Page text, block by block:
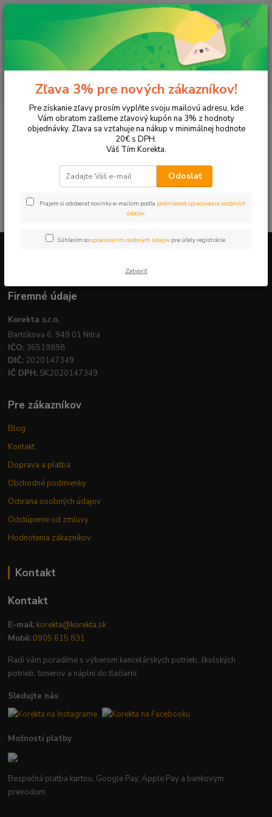
Hľadať
ks
za 0,00 EUR
Tonery a náplne do tlačiarní Hewlett Packard
HP DeskJet
DeskJet F4230
DeskJet F4230
V tejto kategórii nebol nájdený žiadny tovar.
Firemné údaje a informácie
Firemné údaje
Korekta s.r.o.
Bartókova 6, 949 01 Nitra
IČO: 36519898
DIČ: 2020147349
IČ DPH: SK2020147349
Pre zákazníkov
Blog
Kontakt
Doprava a platba
Obchodné podmienky
Ochrana osobných údajov
Odstúpenie od zmluvy
Hodnotenia zákazníkov
Kontakt
Kontakt
E-mail: korekta@korekta.sk
Mobil: 0905 615 831
Radi vám poradíme s výberom kancelárskych potrieb, školských
potrieb, tonerov a náplní do tlačiarní.
Sledujte nás
Možnosti platby
Bezpečná platba kartou, Google Pay, Apple Pay a bankovým
prevodom.
Zľava 3% pre nových zákazníkov!
Pre získanie zľavy prosím vyplňte svoju mailovú adresu, kde
Vám obratom zašleme zľavový kupón na 3% z hodnoty
objednávky. Zľava sa vzťahuje na nákup v minimálnej hodnote
20€ s DPH.
Váš Tím Korekta.
Odoslať
Prajem si odoberať novinky e-mailom podľa podmienok spracovania osobných
údajov.
Súhlasím sospracovaním osobných údajov pre účely registrácie.
Zatvoriť